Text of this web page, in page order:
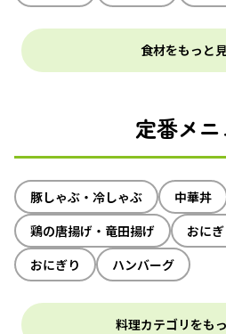
食材をもっと
定番メニ
豚しゃぶ・冷しゃぶ 中華丼
鶏の唐揚げ・竜田揚げ
おに
おにぎり
ハンバーグ
料理カテゴリをも